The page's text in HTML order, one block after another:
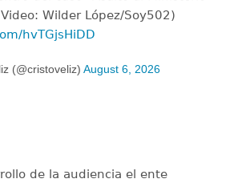
Wilder López/Soy502)
hvTGjsHiDD
(@cristoveliz) August 6, 2026
de la audiencia el ente